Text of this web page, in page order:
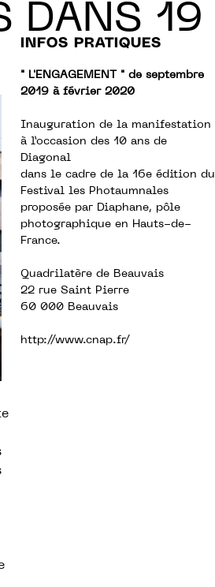
DANS 19
INFOS PRATIQUES
" L'ENGAGEMENT " de septembre
2019 à février 2020
Inauguration de la manifestation
à l’occasion des 10 ans de
Diagonal
dans le cadre de la 16e édition du
Festival les Photaumnales
proposée par Diaphane, pôle
photographique en Hauts-de-
France.
Quadrilatère de Beauvais
22 rue Saint Pierre
60 000 Beauvais
http://www.cnap.fr/